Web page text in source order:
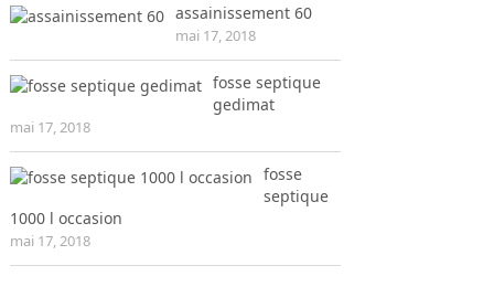
assainissement 60
mai 17, 2018
fosse septique
gedimat
mai 17, 2018
fosse
septique
1000 l occasion
mai 17, 2018